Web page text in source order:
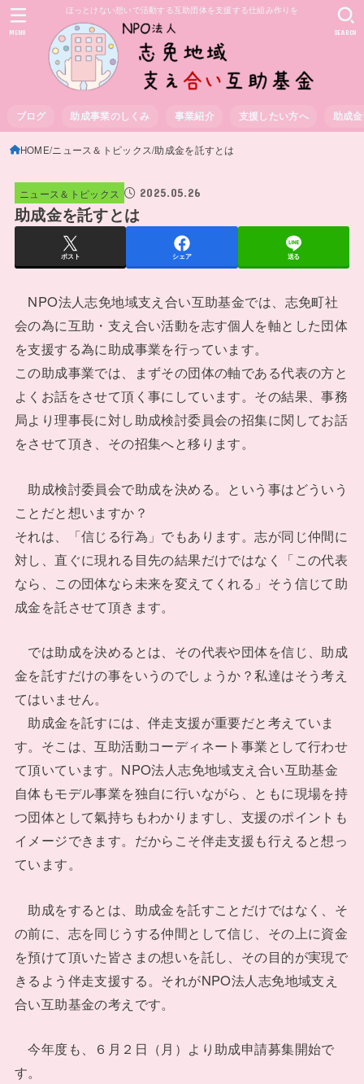
ほっとけない想いで活動する互助団体を支援する仕組み作りを
ブログ 助成事業のしくみ 事業紹介 支援したい方へ 助成
SEARCH
MENU
HOME ニュース＆トピックス 助成金を託すとは
ニュース＆トピックス 2025.05.26
助成金を託すとは
ポスト シェア 送る
NPO法人志免地域支え合い互助基金では、志免町社
会の為に互助・支え合い活動を志す個人を軸とした団体
を支援する為に助成事業を行っています。
この助成事業では、まずその団体の軸である代表の方と
よくお話をさせて頂く事にしています。その結果、事務
局より理事長に対し助成検討委員会の招集に関してお話
をさせて頂き、その招集へと移ります。
助成検討委員会で助成を決める。という事はどういう
ことだと想いますか？
それは、「信じる行為」でもあります。志が同じ仲間に
対し、直ぐに現れる目先の結果だけではなく「この代表
なら、この団体なら未来を変えてくれる」そう信じて助
成金を託させて頂きます。
では助成を決めるとは、その代表や団体を信じ、助成
金を託すだけの事をいうのでしょうか？私達はそう考え
てはいません。
助成金を託すには、伴走支援が重要だと考えていま
す。そこは、互助活動コーディネート事業として行わせ
て頂いています。NPO法人志免地域支え合い互助基金
自体もモデル事業を独自に行いながら、ともに現場を持
つ団体として氣持ちもわかりますし、支援のポイントも
イメージできます。だからこそ伴走支援も行えると想っ
ています。
助成をするとは、助成金を託すことだけではなく、そ
の前に、志を同じうする仲間として信じ、その上に資金
を預けて頂いた皆さまの想いを託し、その目的が実現で
きるよう伴走支援する。それがNPO法人志免地域支え
合い互助基金の考えです。
今年度も、６月２日（月）より助成申請募集開始で
す。